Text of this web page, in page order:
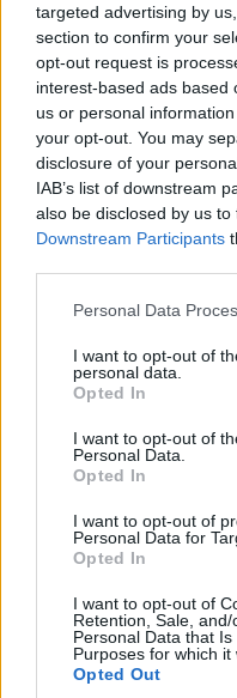
targeted advertising by
section to confirm your
opt-out request is
interest-based ads based
us or personal
your opt-out. You may
disclosure of your
IAB’s list of downstream
also be disclosed by us
Downstream Participants
Please note that this
not limited to your visit or
grant or deny consent to
use your data for below
consent section.
Personal Data
I want to opt-out of
personal data.
Opted In
I want to opt-out of
Personal Data.
Opted In
I want to opt-out of
Personal Data for
Opted In
I want to opt-out of
Retention, Sale,
Personal Data that
Purposes for which it
Opted Out
17:47
Piastriról nem ejtettünk
hat másodperccel vezet
hozza...
17:47
Leclerc már Russellre
közelségben lesz.
17:46
Ocont Antonelli és
elé, Hamilton meg
Ferrari taktikája!
Leclerc megtámadta
előzést.